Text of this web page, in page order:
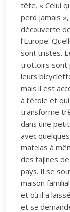
tête, « Celui
perd jamais
découverte
l’Europe.
sont tristes.
trottoirs sont
leurs
mais il est
à l’école et
transforme
dans une
avec
matelas à
des tajines
pays. Il se
maison
et où il a
et se